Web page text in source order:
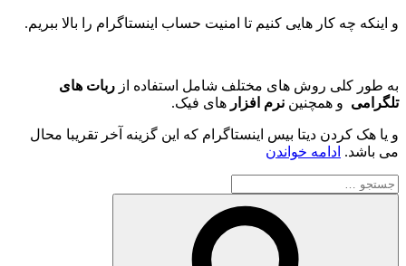
و اینکه چه کار هایی کنیم تا امنیت حساب اینستاگرام را بالا ببریم.
به طور کلی روش های مختلف شامل استفاده از ربات های
تلگرامی و همچنین نرم افزار های فیک.
و یا هک کردن دیتا بیس اینستاگرام که این گزینه آخر تقریبا محال
می باشد. ادامه خواندن
اینستاگرام
جستجو
برای